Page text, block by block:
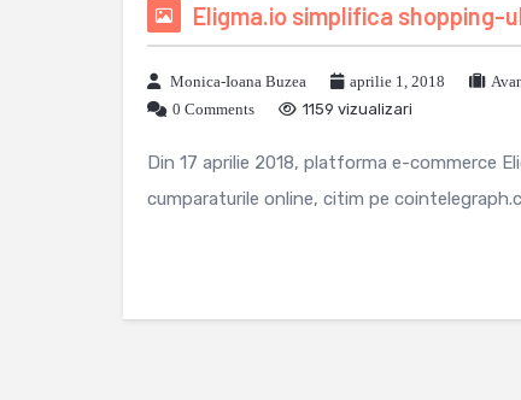
Eligma.io simplifica shopping-
Monica-Ioana Buzea aprilie 1, 2018
0 Comments
1159 vizualizari
Din 17 aprilie 2018, platforma e-commerce
cumparaturile online, citim pe